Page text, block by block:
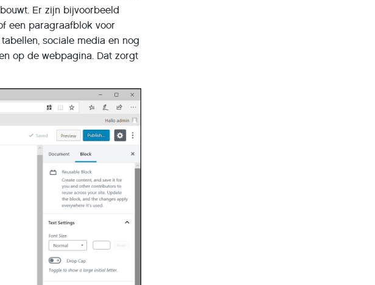
Er zijn bijvoorbeeld
een paragraafblok voor
sociale media en nog
op de webpagina. Dat zorgt